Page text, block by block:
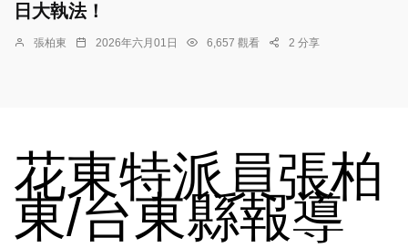
日大執法！
張柏東 2026年六月01日 6,657 觀看 2 分享
花東特派員張柏
東/台東縣報導